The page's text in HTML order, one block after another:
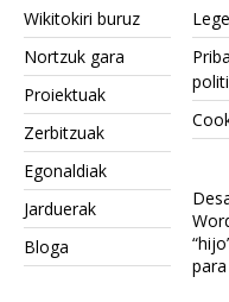
Wikitokiri buruz
Nortzuk gara
Proiektuak
Zerbitzuak
Egonaldiak
Jarduerak
Bloga